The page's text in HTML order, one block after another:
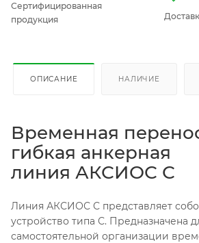
Сертифицированная
продукция
ОПИСАНИЕ НАЛИЧИЕ
Временная
гибкая анкерная
линия АКСИОС С
Линия АКСИОС С представляет
устройство типа С. Предназначена
самостоятельной организации